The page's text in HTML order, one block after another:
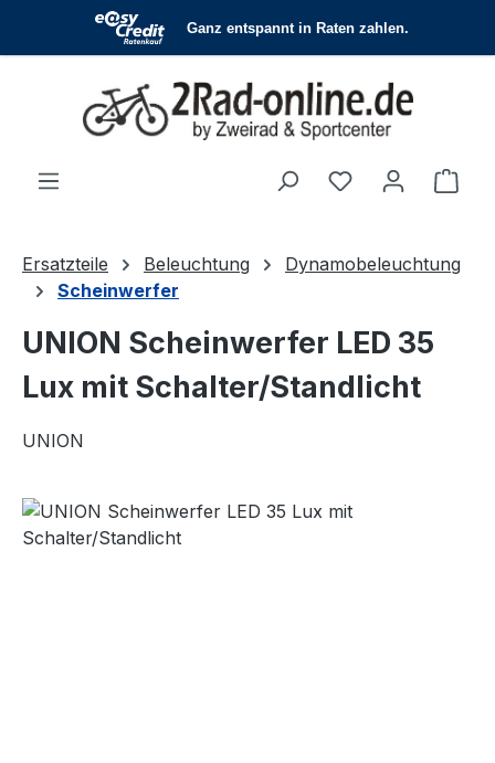
Zum Hauptinhalt springen
Du hast 0
Ersatzteile Beleuchtung
Dynamobeleuchtung
Scheinwerfer
UNION Scheinwerfer LED 35
Lux mit Schalter/Standlicht
UNION